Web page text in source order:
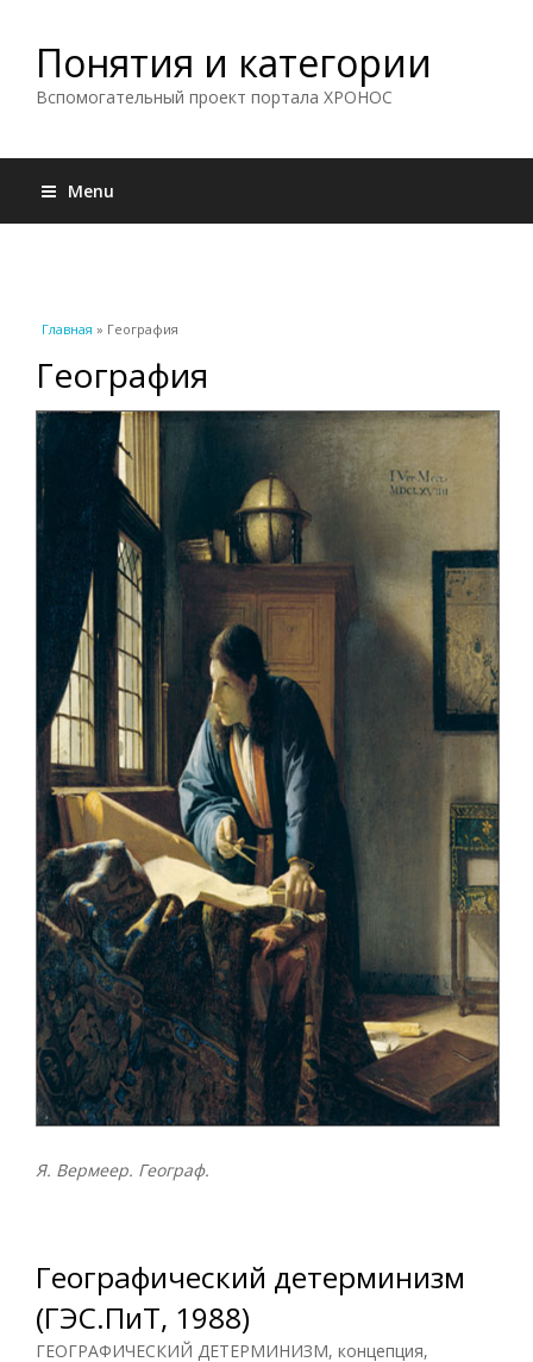
Понятия и категории
Вспомогательный проект портала ХРОНОС
Menu
Вы здесь
Главная » География
География
Я. Вермеер. Географ.
Географический детерминизм
(ГЭС.ПиТ, 1988)
ГЕОГРАФИЧЕСКИЙ ДЕТЕРМИНИЗМ, концепция,